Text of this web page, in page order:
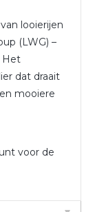
looierijen
(LWG) –
Het
dat draait
mooiere
voor de